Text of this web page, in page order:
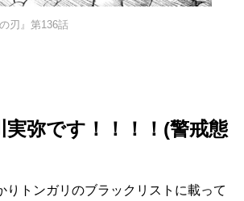
刃』第136話
実弥です！！！！(警戒態
りトンガリのブラックリストに載って